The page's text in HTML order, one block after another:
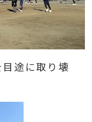
途に取り壊